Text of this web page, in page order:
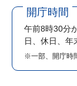
開庁時間
午前8時30分
日、休日、年
※一部、開庁時